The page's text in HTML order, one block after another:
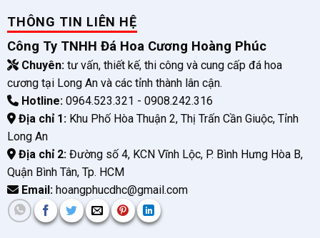
THÔNG TIN LIÊN HỆ
Công Ty TNHH Đá Hoa Cương Hoàng Phúc
Chuyên:tư vấn, thiết kế, thi công và cung cấp đá hoa
cương tại Long An và các tỉnh thành lân cận.
Hotline:0964.523.321 - 0908.242.316
Địa chỉ 1:Khu Phố Hòa Thuận 2, Thị Trấn Cần Giuộc, Tỉnh
Long An
Địa chỉ 2:Đường số 4, KCN Vĩnh Lộc, P. Bình Hưng Hòa B,
Quận Bình Tân, Tp. HCM
Email:hoangphucdhc@gmail.com